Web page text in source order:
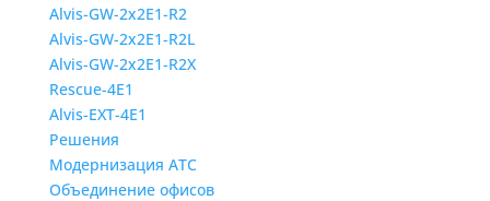
Alvis-GW-2x2E1-R2
Alvis-GW-2x2E1-R2L
Alvis-GW-2x2E1-R2X
Rescue-4E1
Alvis-EXT-4E1
Решения
Модернизация АТС
Объединение офисов